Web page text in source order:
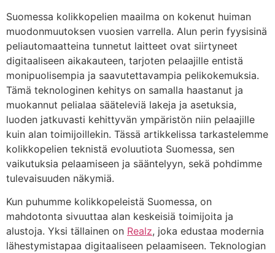
Suomessa kolikkopelien maailma on kokenut huiman
muodonmuutoksen vuosien varrella. Alun perin fyysisinä
peliautomaatteina tunnetut laitteet ovat siirtyneet
digitaaliseen aikakauteen, tarjoten pelaajille entistä
monipuolisempia ja saavutettavampia pelikokemuksia.
Tämä teknologinen kehitys on samalla haastanut ja
muokannut pelialaa sääteleviä lakeja ja asetuksia,
luoden jatkuvasti kehittyvän ympäristön niin pelaajille
kuin alan toimijoillekin. Tässä artikkelissa tarkastelemme
kolikkopelien teknistä evoluutiota Suomessa, sen
vaikutuksia pelaamiseen ja sääntelyyn, sekä pohdimme
tulevaisuuden näkymiä.
Kun puhumme kolikkopeleistä Suomessa, on
mahdotonta sivuuttaa alan keskeisiä toimijoita ja
alustoja. Yksi tällainen on Realz, joka edustaa modernia
lähestymistapaa digitaaliseen pelaamiseen. Teknologian